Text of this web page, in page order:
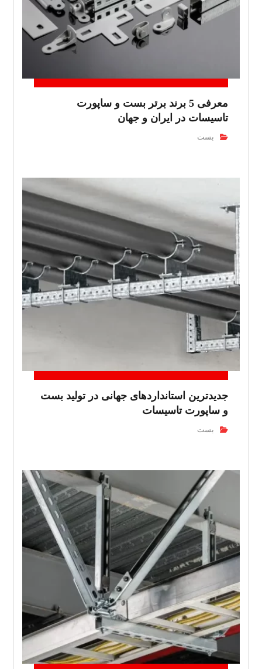
معرفی 5 برند برتر بست و ساپورت
تاسیسات در ایران و جهان
بست
جدیدترین استانداردهای جهانی در تولید بست
و ساپورت تاسیسات
بست